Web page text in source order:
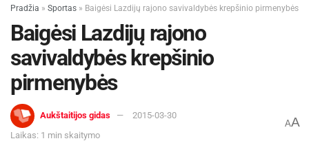
Pradžia » Sportas » Baigėsi Lazdijų rajono savivaldybės krepšinio pirmenybės
Baigėsi Lazdijų rajono
savivaldybės krepšinio
pirmenybės
Aukštaitijos gidas
2015-03-30
Laikas: 1 min skaitymo
AA